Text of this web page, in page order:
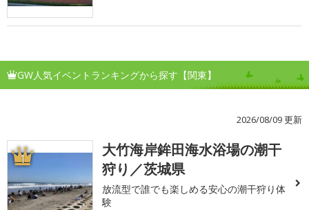
GW人気イベントランキングから探す【関東】
2026/08/09 更新
1
大竹海岸鉾田海水浴場の潮干
狩り／茨城県
放流型で誰でも楽しめる安心の潮干狩り体
験